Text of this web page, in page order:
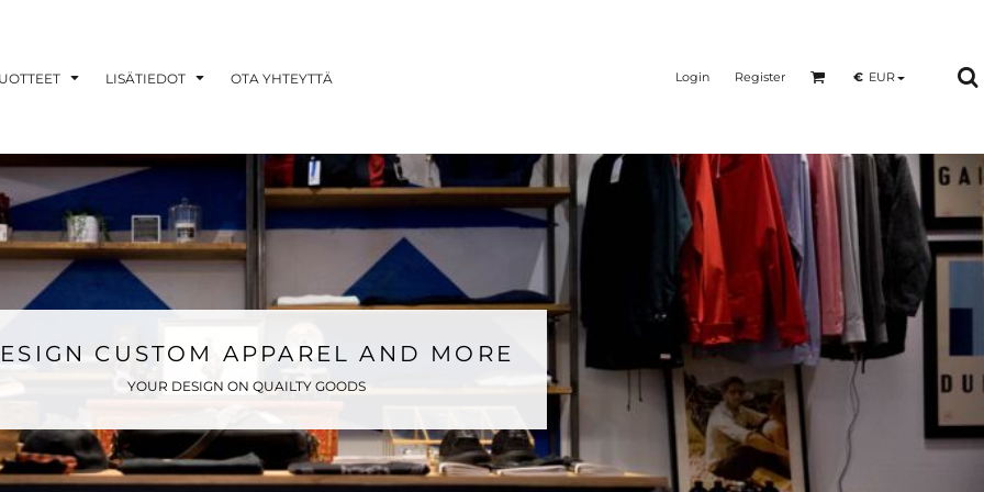
LISÄTIEDOT OTA YHTEYTTÄ Login Register € EUR
CUSTOM APPAREL AND MORE
YOUR DESIGN ON QUAILTY GOODS